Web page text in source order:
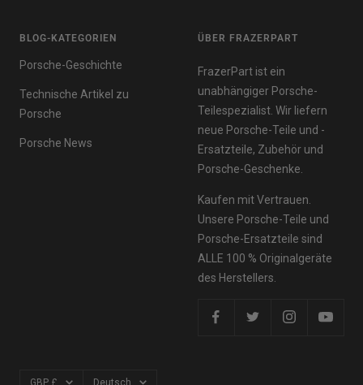
BLOG-KATEGORIEN
Porsche-Geschichte
Technische Artikel zu
Porsche
Porsche News
ÜBER FRAZERPART
FrazerPart ist ein
unabhängiger Porsche-
Teilespezialist. Wir liefern
neue Porsche-Teile und -
Ersatzteile, Zubehör und
Porsche-Geschenke.
Kaufen mit Vertrauen.
Unsere Porsche-Teile und
Porsche-Ersatzteile sind
ALLE 100 % Originalgeräte
des Herstellers.
Währung
GBP £ Sprache
Deutsch